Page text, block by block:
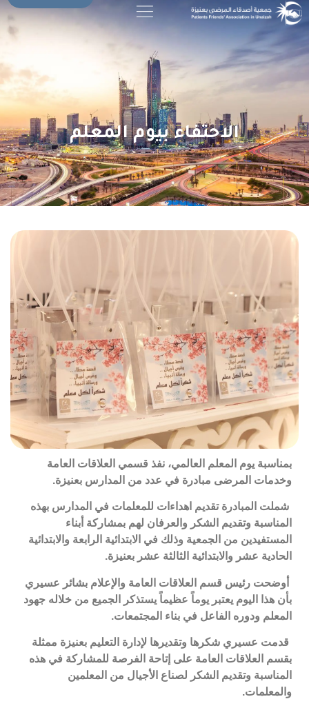
الاحتفاء بيوم المعلم
بمناسبة يوم المعلم العالمي، نفذ قسمي العلاقات العامة
وخدمات المرضى مبادرة في عدد من المدارس بعنيزة.
شملت المبادرة تقديم اهداءات للمعلمات في المدارس بهذه
المناسبة وتقديم الشكر والعرفان لهم بمشاركة أبناء
المستفيدين من الجمعية وذلك في الابتدائية الرابعة والابتدائية
الحادية عشر والابتدائية الثالثة عشر بعنيزة.
أوضحت رئيس قسم العلاقات العامة والإعلام بشائر عسيري
بأن هذا اليوم يعتبر يوماً عظيماً يستذكر الجميع من خلاله جهود
المعلم ودوره الفاعل في بناء المجتمعات.
قدمت عسيري شكرها وتقديرها لإدارة التعليم بعنيزة ممثلة
بقسم العلاقات العامة على إتاحة الفرصة للمشاركة في هذه
المناسبة وتقديم الشكر لصناع الأجيال من المعلمين
والمعلمات.